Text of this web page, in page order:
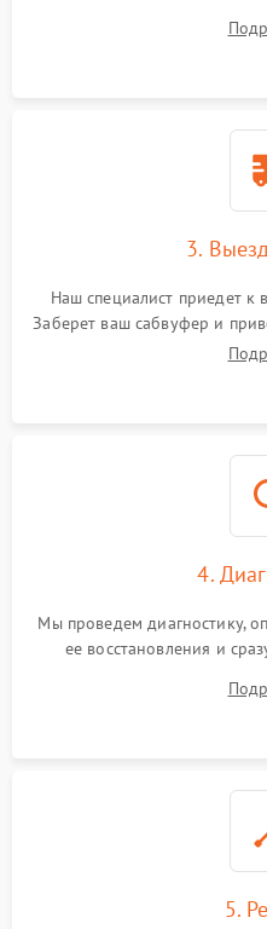
3.
Наш специалист приедет к
Заберет ваш сабвуфер и
4.
Мы проведем диагностику,
ее восстановления и
5.